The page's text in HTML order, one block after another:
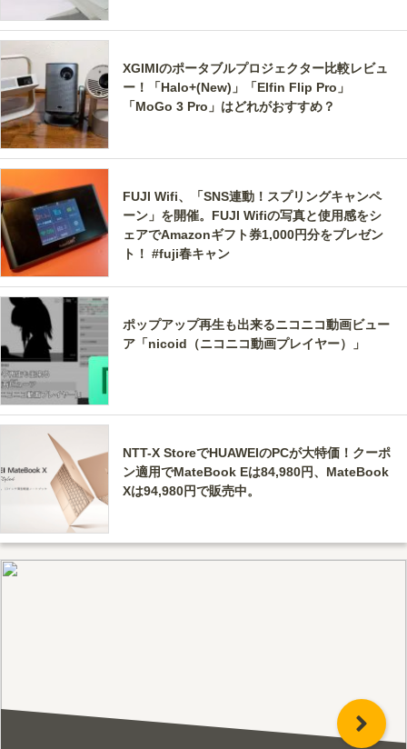
XGIMIのポータブルプロジェクター比較レビュ
ー！「Halo+(New)」「Elfin Flip Pro」
「MoGo 3 Pro」はどれがおすすめ？
FUJI Wifi、「SNS連動！スプリングキャンペ
ーン」を開催。FUJI Wifiの写真と使用感をシ
ェアでAmazonギフト券1,000円分をプレゼン
ト！ #fuji春キャン
ポップアップ再生も出来るニコニコ動画ビュー
ア「nicoid（ニコニコ動画プレイヤー）」
NTT-X StoreでHUAWEIのPCが大特価！クーポ
ン適用でMateBook Eは84,980円、MateBook
Xは94,980円で販売中。